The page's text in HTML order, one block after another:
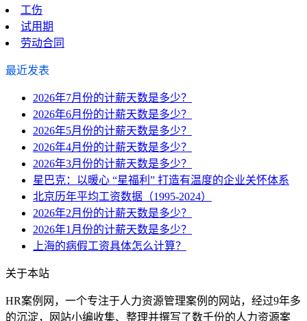
工伤
试用期
劳动合同
最近发表
2026年7月份的计薪天数是多少？
2026年6月份的计薪天数是多少？
2026年5月份的计薪天数是多少？
2026年4月份的计薪天数是多少？
2026年3月份的计薪天数是多少？
星巴克：以暖心 “星福利” 打造有温度的企业关怀体系
北京历年平均工资数据（1995-2024）
2026年2月份的计薪天数是多少？
2026年1月份的计薪天数是多少？
上海的病假工资具体怎么计算？
关于本站
HR案例网，一个专注于人力资源管理案例的网站，经过9年多
的沉淀，网站小编收集、整理并撰写了数千份的人力资源案